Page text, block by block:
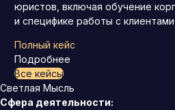
юристов, включая обучение
и специфике работы с клиентами
Полный кейс
Подробнее
Все кейсы
Светлая Мысль
Сфера деятельности: